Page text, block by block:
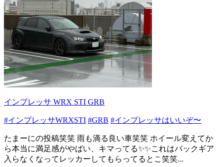
インプレッサ WRX STI GRB
#インプレッサWRXSTI #GRB #インプレッサはいいぞ〜
たまーにの投稿笑笑 雨も滴る良い車笑笑 ホイール変えてか
ら本当に満足感がやばい、キマってる✨✨これはバックギア
入らなくなってレッカーしてもらってるとこ笑笑...